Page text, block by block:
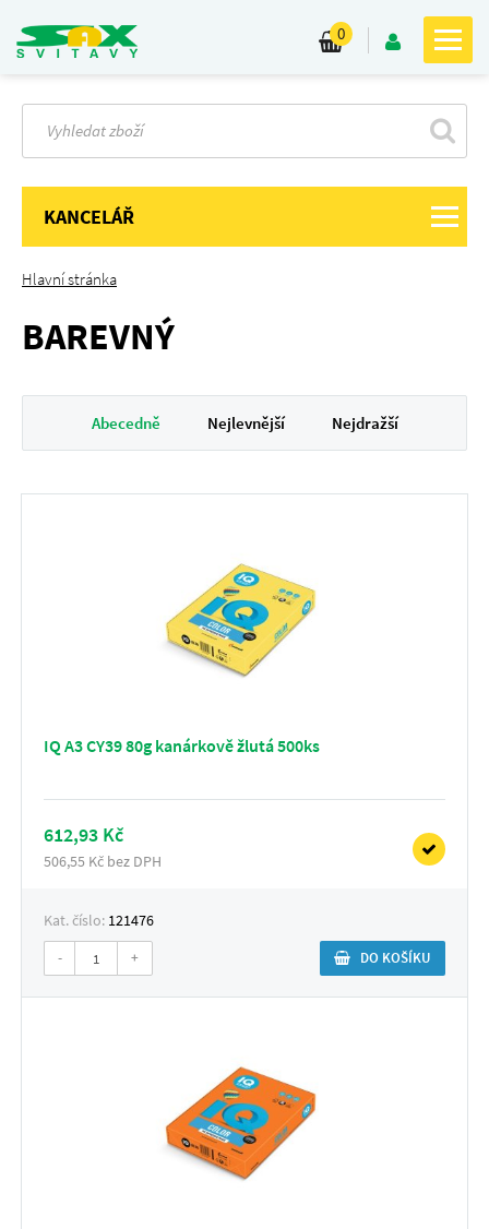
0
KANCELÁŘ
Hlavní stránka
BAREVNÝ
Abecedně Nejlevnější Nejdražší
IQ A3 CY39 80g kanárkově žlutá 500ks
612,93 Kč
506,55 Kč bez DPH
Kat. číslo: 121476
- + DO KOŠÍKU